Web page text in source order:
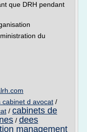
que DRH pendant
du
cabinet d avocat /
/ cabinets de
/ dees
management